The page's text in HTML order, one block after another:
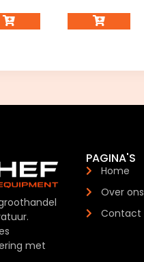
met
PAGINA'S
Home
Over ons
Contact